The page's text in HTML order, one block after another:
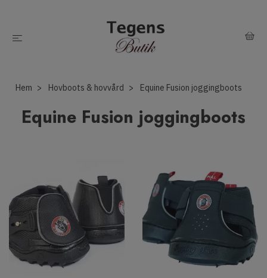
Hem Hovboots & hovvård Equine Fusion joggingboots
Equine Fusion joggingboots